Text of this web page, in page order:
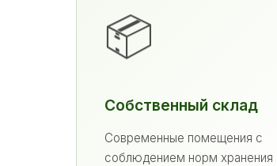
📦
Собственный склад
Современные помещения с
соблюдением норм хранения